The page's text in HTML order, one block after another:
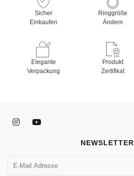
Sicher
Einkaufen
Ringgröße
Ändern
Elegante
Verpackung
Produkt
Zertifikat
NEWSLETTER